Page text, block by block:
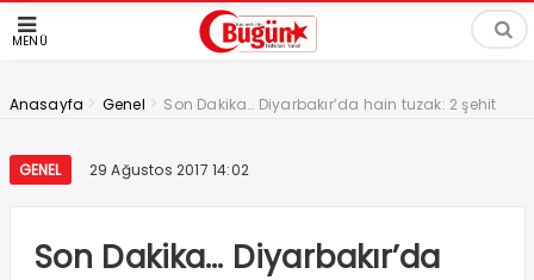
MENÜ
Anasayfa > Genel > Son Dakika… Diyarbakır’da hain tuzak: 2 şehit
GENEL 29 Ağustos 2017 14:02
Son Dakika… Diyarbakır’da